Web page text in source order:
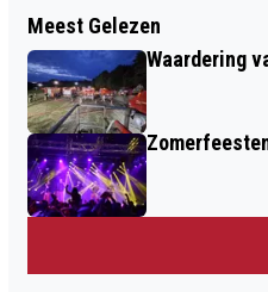
MAAK KENNIS MET
LEUDAL TIJDENS
Meest Gelezen
Waardering